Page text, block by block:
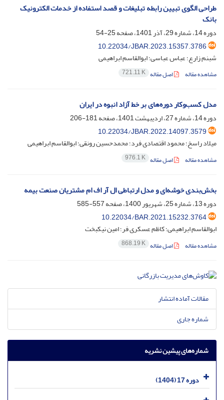
طراحی الگوی تبیین رابطه تبلیغات و قصد استفاده از خدمات الکترونیک
بانک
دوره 14، شماره 29، آذر 1401، صفحه
25-54
10.22034/JBAR.2023.15357.3786
شبنم زارع؛ عباس عباسی؛ ابوالقاسم ابراهیمی
مشاهده مقاله اصل مقاله 721.11 K
مدل کسب‌وکار دوره‌های بر خط آزاد انبوه در ایران
دوره 14، شماره 27، اردیبهشت 1401، صفحه
181-206
10.22034/JBAR.2022.14097.3579
میلاد راسخ؛ محمود اقتصادی فرد؛ محمدحسین رونقی؛ ابوالقاسم ابراهیمی
مشاهده مقاله اصل مقاله 976.1 K
بخش‌بندی خوشه‌ای و مدل ارتباطی ال آر اف ام مشتریان صنعت بیمه
دوره 13، شماره 25، شهریور 1400، صفحه
557-585
10.22034/BAR.2021.15232.3764
ابوالقاسم ابراهیمی؛ کاظم عسکری فر؛ امین نیکبخت
مشاهده مقاله اصل مقاله 868.19 K
مقالات آماده انتشار
شماره جاری
شماره‌های پیشین نشریه
دوره 17 (1404)